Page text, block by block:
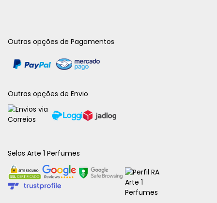
Outras opções de Pagamentos
Outras opções de Envio
Selos Arte 1 Perfumes